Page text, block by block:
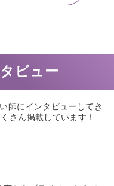
ください。
と見る
ビュー
師にインタビューしてき